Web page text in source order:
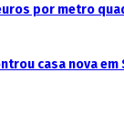
por metro
casa nova em